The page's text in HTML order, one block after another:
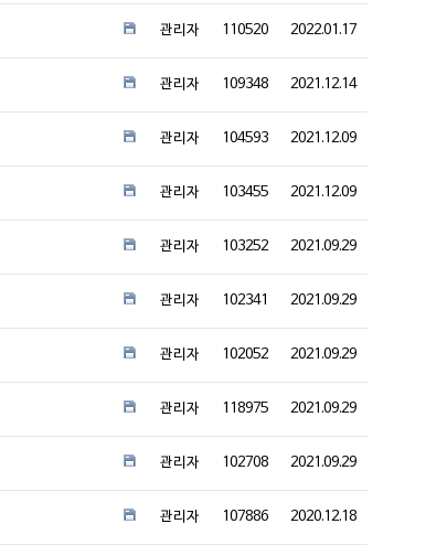
관리자 110520 2022.01.17
관리자 109348 2021.12.14
관리자 104593 2021.12.09
관리자 103455 2021.12.09
관리자 103252 2021.09.29
관리자 102341 2021.09.29
관리자 102052 2021.09.29
관리자 118975 2021.09.29
관리자 102708 2021.09.29
관리자 107886 2020.12.18